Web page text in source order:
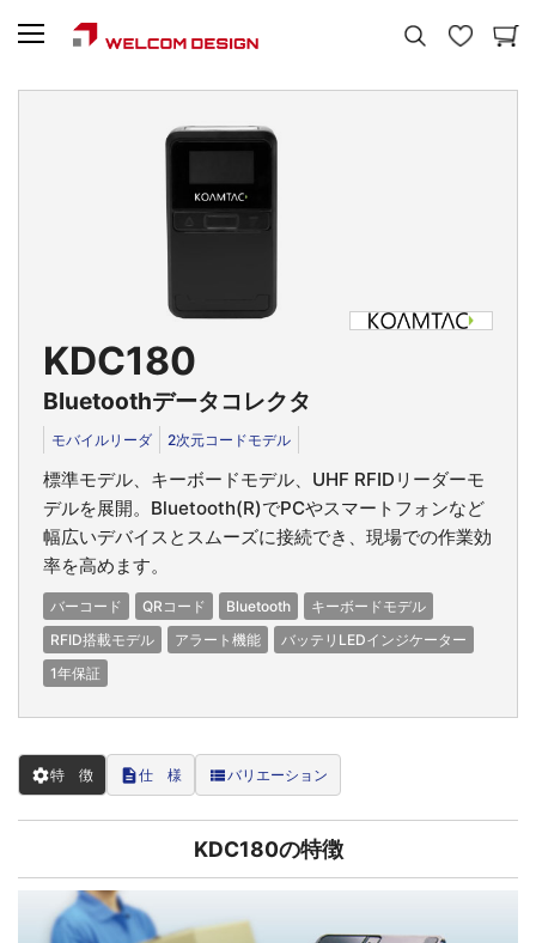
KDC180
Bluetoothデータコレクタ
モバイルリーダ 2次元コードモデル
標準モデル、キーボードモデル、UHF RFIDリーダーモ
デルを展開。Bluetooth(R)でPCやスマートフォンなど
幅広いデバイスとスムーズに接続でき、現場での作業効
率を高めます。
バーコード QRコード Bluetooth
キーボードモデル
RFID搭載モデル
アラート機能
バッテリLEDインジケーター
1年保証
settings特 徴 description仕 様 view_listバリエーション
KDC180の特徴